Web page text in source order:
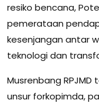
resiko bencana,
pemerataan
kesenjangan antar
teknologi dan
Musrenbang RPJMD
unsur forkopimda,